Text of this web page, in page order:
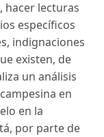
hacer lecturas
específicos
indignaciones
existen, de
un análisis
en
en la
por parte de